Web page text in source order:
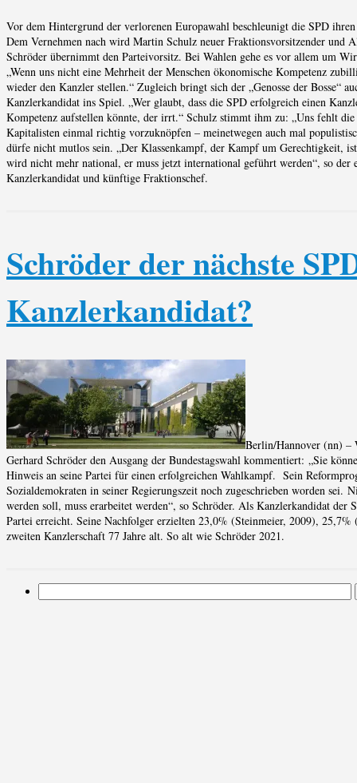
Vor dem Hintergrund der verlorenen Europawahl beschleunigt die SPD ihren
Dem Vernehmen nach wird Martin Schulz neuer Fraktionsvorsitzender und
Schröder übernimmt den Parteivorsitz. Bei Wahlen gehe es vor allem um
„Wenn uns nicht eine Mehrheit der Menschen ökonomische Kompetenz
wieder den Kanzler stellen.“ Zugleich bringt sich der „Genosse der Bosse“
Kanzlerkandidat ins Spiel. „Wer glaubt, dass die SPD erfolgreich einen
Kompetenz aufstellen könnte, der irrt.“ Schulz stimmt ihm zu: „Uns fehlt
Kapitalisten einmal richtig vorzuknöpfen – meinetwegen auch mal
dürfe nicht mutlos sein. „Der Klassenkampf, der Kampf um Gerechtigkeit,
wird nicht mehr national, er muss jetzt international geführt werden“, so der
Kanzlerkandidat und künftige Fraktionschef.
Schröder der nächste
Kanzlerkandidat?
Berlin/Hannover (nn) –
Gerhard Schröder den Ausgang der Bundestagswahl kommentiert: „Sie
Hinweis an seine Partei für einen erfolgreichen Wahlkampf. Sein
Sozialdemokraten in seiner Regierungszeit noch zugeschrieben worden sei.
werden soll, muss erarbeitet werden“, so Schröder. Als Kanzlerkandidat
Partei erreicht. Seine Nachfolger erzielten 23,0% (Steinmeier, 2009),
zweiten Kanzlerschaft 77 Jahre alt. So alt wie Schröder 2021.